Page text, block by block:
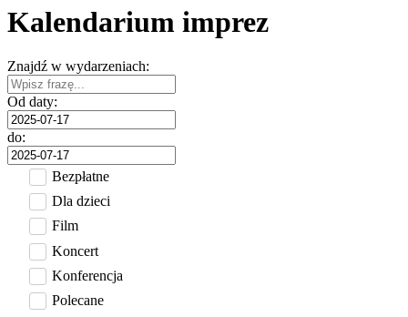
Kalendarium imprez
Znajdź w wydarzeniach:
Od daty:
do:
Bezpłatne
Dla dzieci
Film
Koncert
Konferencja
Polecane